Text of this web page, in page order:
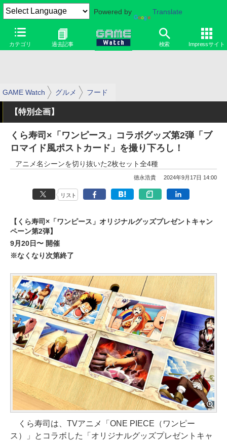
Powered by Translate
カテゴリ 過去記事 検索 Impressサイト
GAME Watch グルメ フード
【特別企画】
くら寿司×「ワンピース」コラボグッズ第2弾「ブ
ロマイド風ポストカード」を撮り下ろし！
アニメ名シーンを切り抜いた2枚セット全4種
徳永浩貴 2024年9月17日 14:00
リスト
【くら寿司×「ワンピース」オリジナルグッズプレゼントキャン
ペーン第2弾】
9月20日〜 開催
※なくなり次第終了
くら寿司は、TVアニメ「ONE PIECE（ワンピー
ス）」とコラボした「オリジナルグッズプレゼントキャ